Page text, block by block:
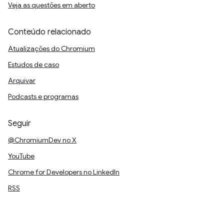
Veja as questões em aberto
Conteúdo relacionado
Atualizações do Chromium
Estudos de caso
Arquivar
Podcasts e programas
Seguir
@ChromiumDev no X
YouTube
Chrome for Developers no LinkedIn
RSS